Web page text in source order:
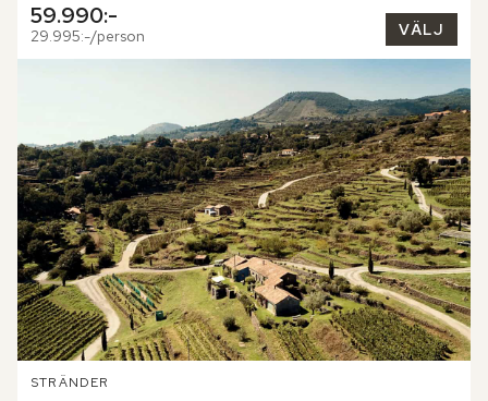
59.990:-
29.995:-/person VÄLJ
STRÄNDER